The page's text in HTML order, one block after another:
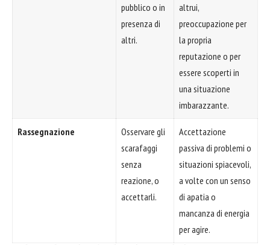
pubblico o in
presenza di
altri.
altrui,
preoccupazione per
la propria
reputazione o per
essere scoperti in
una situazione
imbarazzante.
Rassegnazione
Osservare gli
scarafaggi
senza
reazione, o
accettarli.
Accettazione
passiva di problemi o
situazioni spiacevoli,
a volte con un senso
di apatia o
mancanza di energia
per agire.